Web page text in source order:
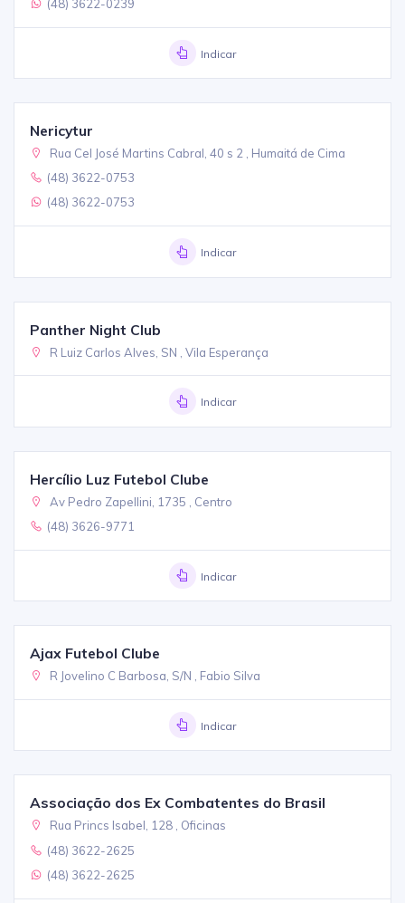
(48) 3622-0239
Indicar
Nericytur
Rua Cel José Martins Cabral, 40 s 2 , Humaitá de Cima
(48) 3622-0753
(48) 3622-0753
Indicar
Panther Night Club
R Luiz Carlos Alves, SN , Vila Esperança
Indicar
Hercílio Luz Futebol Clube
Av Pedro Zapellini, 1735 , Centro
(48) 3626-9771
Indicar
Ajax Futebol Clube
R Jovelino C Barbosa, S/N , Fabio Silva
Indicar
Associação dos Ex Combatentes do Brasil
Rua Princs Isabel, 128 , Oficinas
(48) 3622-2625
(48) 3622-2625